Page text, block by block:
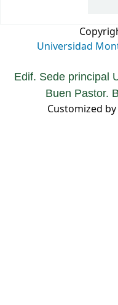
Universidad
Edif. Sede principal
Buen Pastor.
Customized